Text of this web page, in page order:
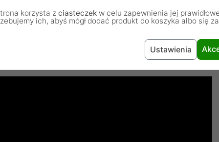
zupełnie odmienny styl w porównaniu do najczęściej
Ci na minimalistycznym wyglądzie, to zdecydowanie
korzysta z ciasteczek w celu zapewnienia jej
ich, abyś mógł dodać produkt do koszyka albo się
Ustawienia